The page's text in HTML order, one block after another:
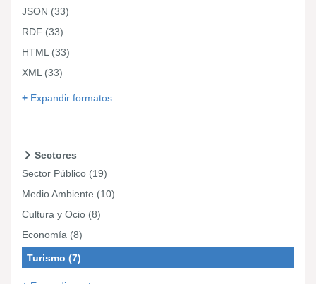
JSON (33)
RDF (33)
HTML (33)
XML (33)
Expandir formatos
Sectores
Sector Público (19)
Medio Ambiente (10)
Cultura y Ocio (8)
Economía (8)
Turismo (7)